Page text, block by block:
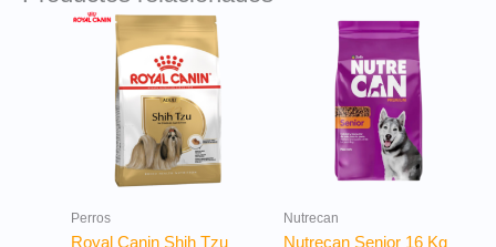
Perros
Royal Canin Shih Tzu
Nutrecan
Nutrecan Senior 16 Kg